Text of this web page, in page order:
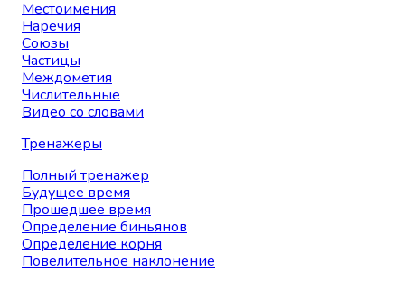
Местоимения
Наречия
Союзы
Частицы
Междометия
Числительные
Видео со словами
Тренажеры
Полный тренажер
Будущее время
Прошедшее время
Определение биньянов
Определение корня
Повелительное наклонение